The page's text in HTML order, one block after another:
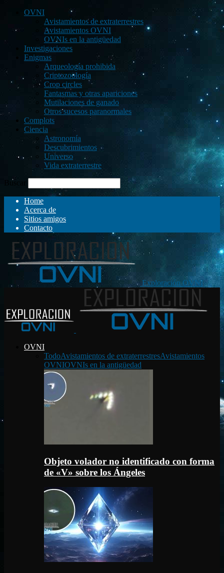
OVNI
Avistamientos de extraterrestres
Avistamientos OVNI
OVNIs en la antigüedad
Investigaciones
Enigmas
Arqueología prohibida
Criptozoología
Crop circles
Fantasmas y otras apariciones
Mutilaciones de ganado
Otros sucesos paranormales
Complots
Ciencia
Astronomía
Descubrimientos
Universo
Vida extraterrestre
Buscar
Home
Acerca de
Sitios amigos
Contacto
Exploración OVNI
OVNI
TodoAvistamientos de extraterrestresAvistamientos
OVNIOVNIs en la antigüedad
Objeto volador no identificado con forma
de «V» sobre los Ángeles